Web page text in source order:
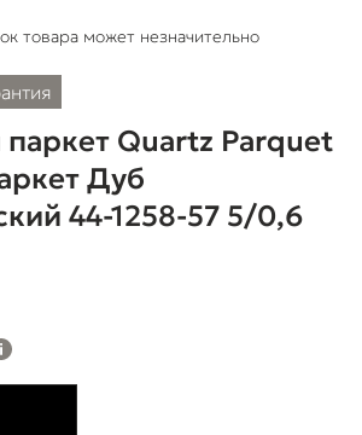
товара может незначительно
Quartz Parquet
Дуб
44-1258-57 5/0,6